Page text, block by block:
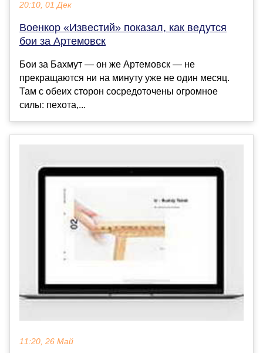
20:10, 01 Дек
Военкор «Известий» показал, как ведутся
бои за Артемовск
Бои за Бахмут — он же Артемовск — не
прекращаются ни на минуту уже не один месяц.
Там с обеих сторон сосредоточены огромное
силы: пехота,...
11:20, 26 Май